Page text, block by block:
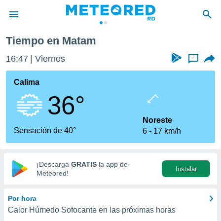
de
ha sido
calidad.
a este
las
y
digital
basada
Tiempo en Matam
16:47 Viernes ...
Calima
36°
Sensación de 40°
Noreste
6
17 km/h
¡Descarga GRATIS la app de
Meteored!
Instalar
Por hora
Calor Húmedo Sofocante en las próximas horas